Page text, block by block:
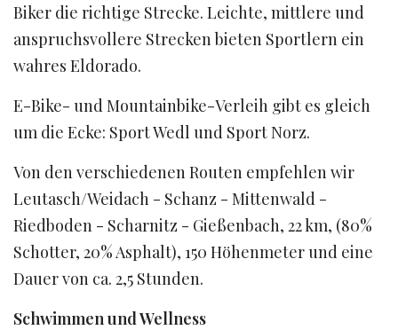
Biker die richtige Strecke. Leichte, mittlere und
anspruchsvollere Strecken bieten Sportlern ein
wahres Eldorado.
E-Bike- und Mountainbike-Verleih gibt es gleich
um die Ecke: Sport Wedl und Sport Norz.
Von den verschiedenen Routen empfehlen wir
Leutasch/Weidach - Schanz - Mittenwald -
Riedboden - Scharnitz - Gießenbach, 22 km, (80%
Schotter, 20% Asphalt), 150 Höhenmeter und eine
Dauer von ca. 2,5 Stunden.
Schwimmen und Wellness